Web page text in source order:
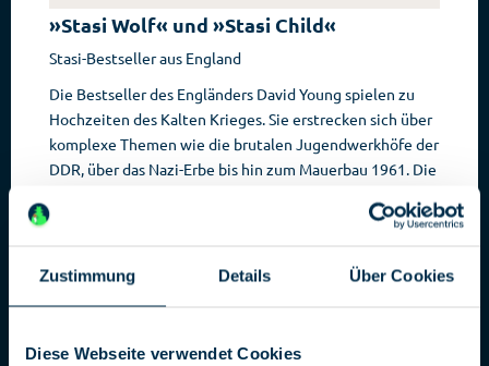
Zustimmung Details Über Cookies
Diese Webseite verwendet Cookies
»Stasi Wolf« und »Stasi Child«
Stasi-Bestseller aus England
Die Bestseller des Engländers David Young spielen zu
Hochzeiten des Kalten Krieges. Sie erstrecken sich über
komplexe Themen wie die brutalen Jugendwerkhöfe der
DDR, über das Nazi-Erbe bis hin zum Mauerbau 1961. Die
Unterhaltungswert bekannt.
EVENT DATE: 12.04.2018 19:00